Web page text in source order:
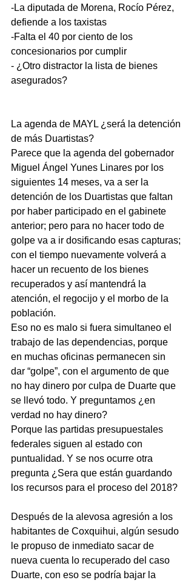
-La diputada de Morena, Rocío Pérez,
defiende a los taxistas
-Falta el 40 por ciento de los
concesionarios por cumplir
- ¿Otro distractor la lista de bienes
asegurados?
La agenda de MAYL ¿será la detención
de más Duartistas?
Parece que la agenda del gobernador
Miguel Ángel Yunes Linares por los
siguientes 14 meses, va a ser la
detención de los Duartistas que faltan
por haber participado en el gabinete
anterior; pero para no hacer todo de
golpe va a ir dosificando esas capturas;
con el tiempo nuevamente volverá a
hacer un recuento de los bienes
recuperados y así mantendrá la
atención, el regocijo y el morbo de la
población.
Eso no es malo si fuera simultaneo el
trabajo de las dependencias, porque
en muchas oficinas permanecen sin
dar “golpe”, con el argumento de que
no hay dinero por culpa de Duarte que
se llevó todo. Y preguntamos ¿en
verdad no hay dinero?
Porque las partidas presupuestales
federales siguen al estado con
puntualidad. Y se nos ocurre otra
pregunta ¿Sera que están guardando
los recursos para el proceso del 2018?
Después de la alevosa agresión a los
habitantes de Coxquihui, algún sesudo
le propuso de inmediato sacar de
nueva cuenta lo recuperado del caso
Duarte, con eso se podría bajar la